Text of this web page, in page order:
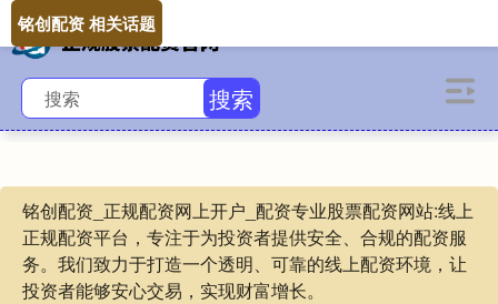
搜索
铭创配资_正规配资网上开户_配资专业股票配资网站:线上
正规配资平台，专注于为投资者提供安全、合规的配资服
务。我们致力于打造一个透明、可靠的线上配资环境，让
投资者能够安心交易，实现财富增长。
铭创配资 相关话题